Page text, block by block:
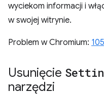
wyciekom informacji i
w swojej witrynie.
Problem w Chromium:
Usunięcie
narzędzi